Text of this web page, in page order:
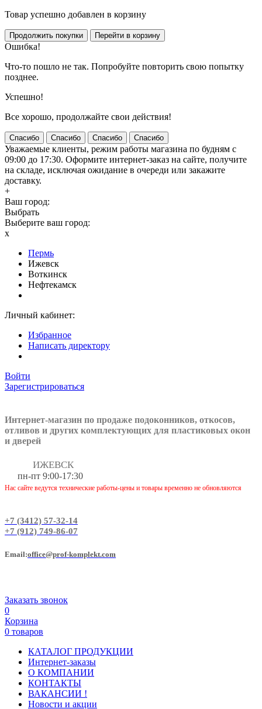
Товар успешно добавлен в корзину
Ошибка!
Что-то пошло не так. Попробуйте повторить свою попытку
позднее.
Успешно!
Все хорошо, продолжайте свои действия!
Спасибо Спасибо Спасибо Спасибо
Уважаемые клиенты, режим работы магазина по будням с
09:00 до 17:30. Оформите интернет-заказ на сайте, получите
на складе, исключая ожидание в очереди или закажите
доставку.
+
Ваш город:
Выбрать
Выберите ваш город:
x
Пермь
Ижевск
Воткинск
Нефтекамск
Личный кабинет:
Избранное
Написать директору
Войти
Зарегистрироваться
Интернет-магазин по продаже подоконников, откосов,
отливов и других комплектующих для пластиковых окон
и дверей
ИЖЕВСК
пн-пт 9:00-17:30
Нас сайте ведутся технические работы-цены и товары временно не обновляются
+7 (3412) 57-32-14
+7 (912) 749-86-07
Еmail:office@prof-komplekt.com
Заказать звонок
0
Корзина
0 товаров
КАТАЛОГ ПРОДУКЦИИ
Интернет-заказы
О КОМПАНИИ
КОНТАКТЫ
ВАКАНСИИ !
Новости и акции